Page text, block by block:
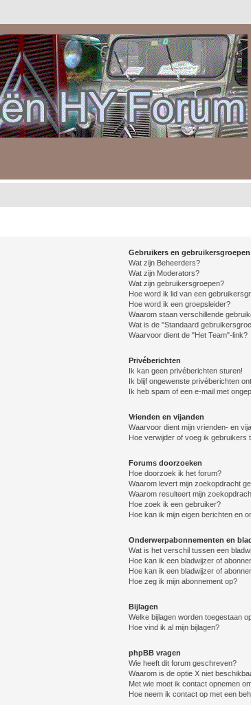
Gebruikers en gebruikersgroepen
Wat zijn Beheerders?
Wat zijn Moderators?
Wat zijn gebruikersgroepen?
Hoe word ik lid van een
Hoe word ik een groepsleider?
Waarom staan verschillende
Wat is de "Standaard
Waarvoor dient de "Het Team"-link?
Privéberichten
Ik kan geen privéberichten sturen!
Ik blijf ongewenste privéberichten
Ik heb spam of een e-mail met
Vrienden en vijanden
Waarvoor dient mijn vrienden- en
Hoe verwijder of voeg ik gebruikers
Forums doorzoeken
Hoe doorzoek ik het forum?
Waarom levert mijn zoekopdracht
Waarom resulteert mijn
Hoe zoek ik een gebruiker?
Hoe kan ik mijn eigen berichten en
Onderwerpabonnementen en
Wat is het verschil tussen een
Hoe kan ik een bladwijzer of
Hoe kan ik een bladwijzer of
Hoe zeg ik mijn abonnement op?
Bijlagen
Welke bijlagen worden toegestaan
Hoe vind ik al mijn bijlagen?
phpBB vragen
Wie heeft dit forum geschreven?
Waarom is de optie X niet
Met wie moet ik contact opnemen
Hoe neem ik contact op met een